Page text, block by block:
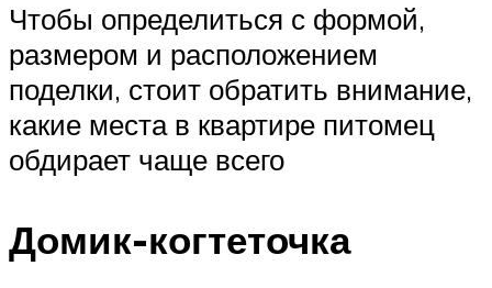
Чтобы определиться с формой,
размером и расположением
поделки, стоит обратить внимание,
какие места в квартире питомец
обдирает чаще всего
Домик-когтеточка